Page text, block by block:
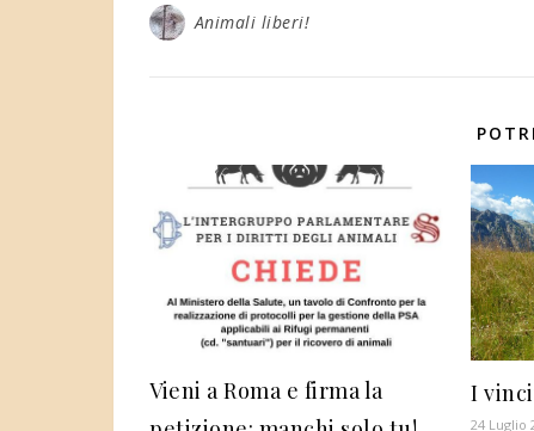
Animali liberi!
Vieni a Roma e firma la
I
24 Luglio